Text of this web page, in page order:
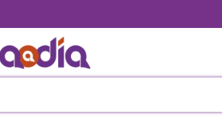
al
contenido
principal